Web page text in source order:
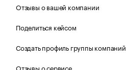
Отзывы о вашей компании
Поделиться кейсом
Создать профиль группы компаний
Отзывы о сервисе